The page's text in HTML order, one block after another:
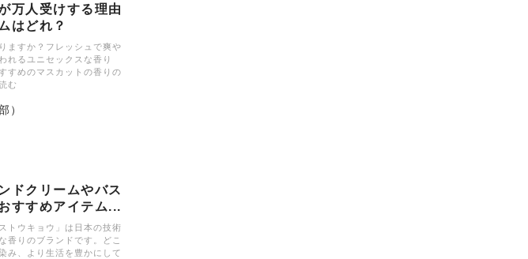
万人受けする理由
はどれ？
ますか？フレッシュで爽や
れるユニセックスな香り
すめのマスカットの香りの
む
）
ドクリームやバス
すすめアイテム...
トウキョウ」は日本の技術
香りのブランドです。どこ
み、より生活を豊かにして